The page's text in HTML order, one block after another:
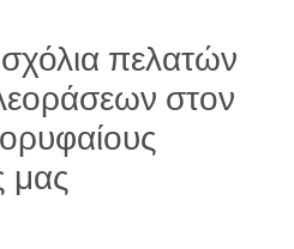
πελατών
στον
μας